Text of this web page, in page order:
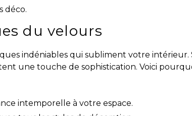
déco.
du velours
indéniables qui subliment votre intérieur.
une touche de sophistication. Voici
intemporelle à votre espace.